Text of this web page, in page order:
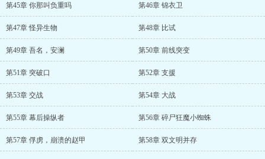
第45章 你那叫负重吗 第46章 锦衣卫
第47章 怪异生物 第48章 比试
第49章 吾名，安澜 第50章 前线突变
第51章 突破口 第52章 支援
第53章 交战 第54章 大战
第55章 幕后操纵者 第56章 碎尸狂魔小蜘蛛
第57章 俘虏，崩溃的赵甲 第58章 双文明并存